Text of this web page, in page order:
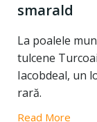
smarald
La poalele
tulcene
Iacobdeal, un
rară.
Read More